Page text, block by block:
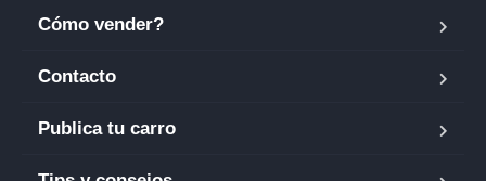
Cómo vender?
Contacto
Publica tu carro